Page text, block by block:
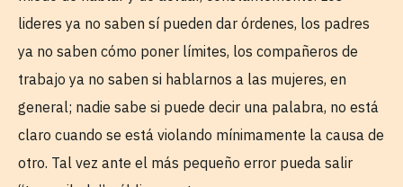
lideres ya no saben sí pueden dar órdenes, los padres
ya no saben cómo poner límites, los compañeros de
trabajo ya no saben si hablarnos a las mujeres, en
general; nadie sabe si puede decir una palabra, no está
claro cuando se está violando mínimamente la causa de
otro. Tal vez ante el más pequeño error pueda salir